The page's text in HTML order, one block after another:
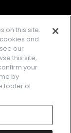
の商標です。
。
on this site.
and
our
this site,
your
by
footer of